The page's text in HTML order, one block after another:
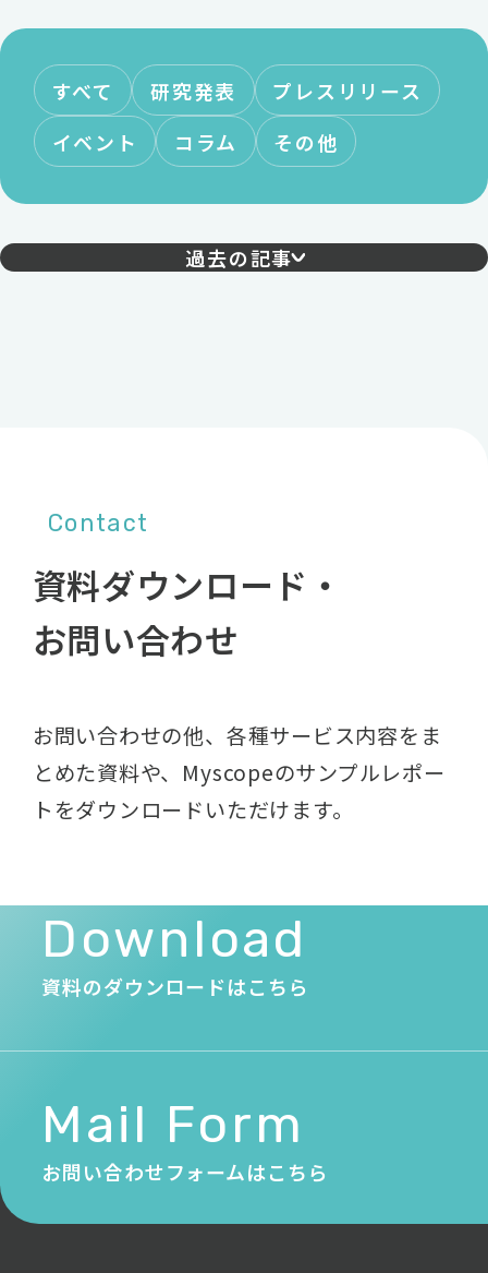
すべて 研究発表
プレスリリース
イベント
コラム その他
過去の記事
Contact
資料ダウンロード・
お問い合わせ
お問い合わせの他、各種サービス内容をま
とめた資料や、 Myscopeのサンプルレポー
トをダウンロードいただけます。
Download
資料のダウンロードはこちら
Mail Form
お問い合わせフォームはこちら